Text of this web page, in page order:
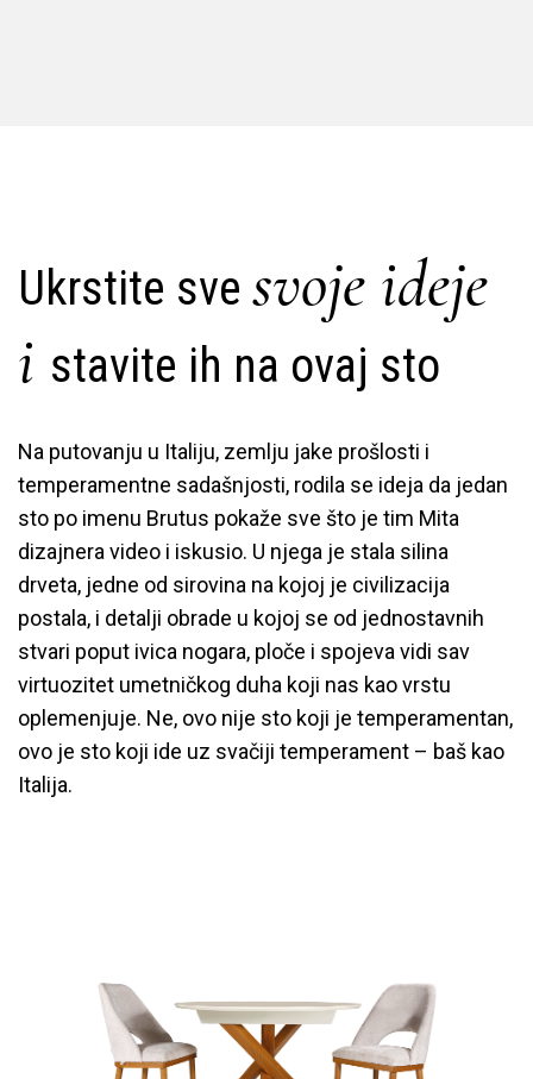
Ukrstite sve svoje ideje
i stavite ih na ovaj sto
Na putovanju u Italiju, zemlju jake prošlosti i
temperamentne sadašnjosti, rodila se ideja da jedan
sto po imenu Brutus pokaže sve što je tim Mita
dizajnera video i iskusio. U njega je stala silina
drveta, jedne od sirovina na kojoj je civilizacija
postala, i detalji obrade u kojoj se od jednostavnih
stvari poput ivica nogara, ploče i spojeva vidi sav
virtuozitet umetničkog duha koji nas kao vrstu
oplemenjuje. Ne, ovo nije sto koji je temperamentan,
ovo je sto koji ide uz svačiji temperament – baš kao
Italija.